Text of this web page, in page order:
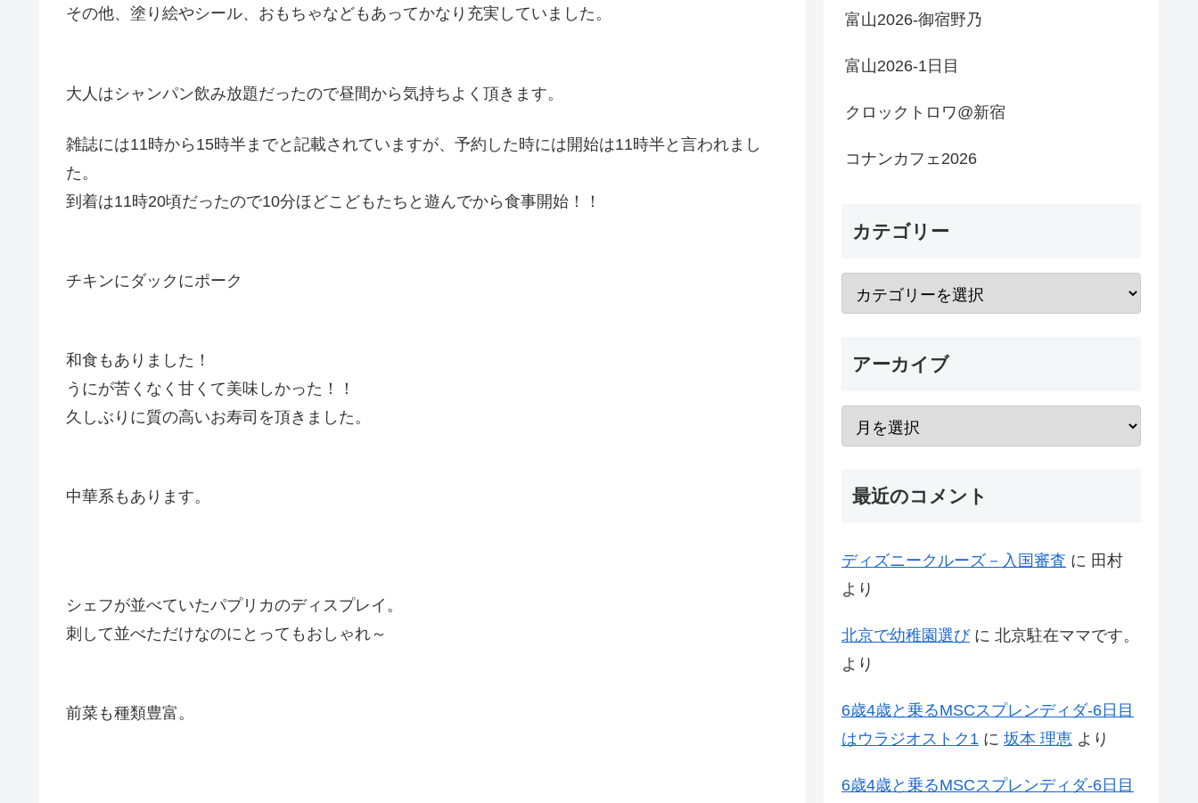
その他、塗り絵やシール、おもちゃなどもあってかなり充実していました。
大人はシャンパン飲み放題だったので昼間から気持ちよく頂きます。
雑誌には11時から15時半までと記載されていますが、予約した時には開始は11時半と言われまし
た。
到着は11時20頃だったので10分ほどこどもたちと遊んでから食事開始！！
チキンにダックにポーク
和食もありました！
うにが苦くなく甘くて美味しかった！！
久しぶりに質の高いお寿司を頂きました。
中華系もあります。
シェフが並べていたパプリカのディスプレイ。
刺して並べただけなのにとってもおしゃれ～
前菜も種類豊富。
富山2026-御宿野乃
富山2026-1日目
クロックトロワ@新宿
コナンカフェ2026
カテゴリー
アーカイブ
最近のコメント
ディズニークルーズ－入国審査 に 田村
より
北京で幼稚園選びに 北京駐在ママです。
より
6歳4歳と乗るMSCスプレンディダ-6日目
はウラジオストク1 に 坂本 理恵 より
6歳4歳と乗るMSCスプレンディダ-6日目